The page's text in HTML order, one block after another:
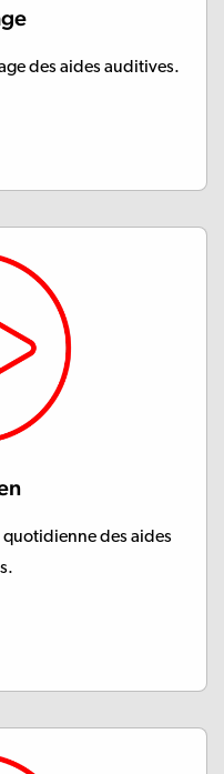
des aides auditives.
des aides